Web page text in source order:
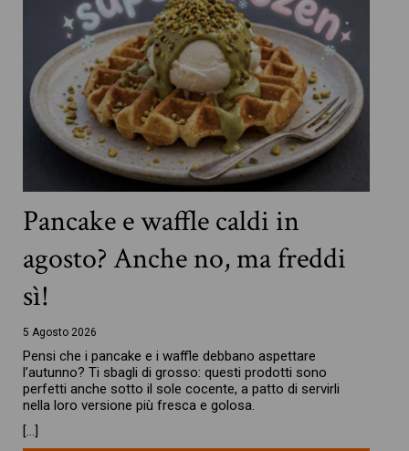
Pancake e waffle caldi in
agosto? Anche no, ma freddi
sì!
5 Agosto 2026
Pensi che i pancake e i waffle debbano aspettare
l’autunno? Ti sbagli di grosso: questi prodotti sono
perfetti anche sotto il sole cocente, a patto di servirli
nella loro versione più fresca e golosa.
[…]